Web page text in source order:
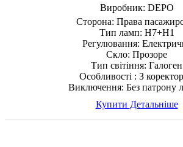
Виробник: DEPO
Сторона: Права
Тип ламп: H7+H1
Регулювання:
Скло: Прозоре
Тип світіння: Галоген
Особливості : З
Виключення: Без патрону
Купити Детальніше